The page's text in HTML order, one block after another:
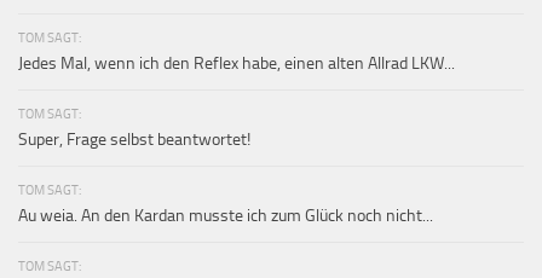
TOM SAGT:
Jedes Mal, wenn ich den Reflex habe, einen alten Allrad LKW...
TOM SAGT:
Super, Frage selbst beantwortet!
TOM SAGT:
Au weia. An den Kardan musste ich zum Glück noch nicht...
TOM SAGT: